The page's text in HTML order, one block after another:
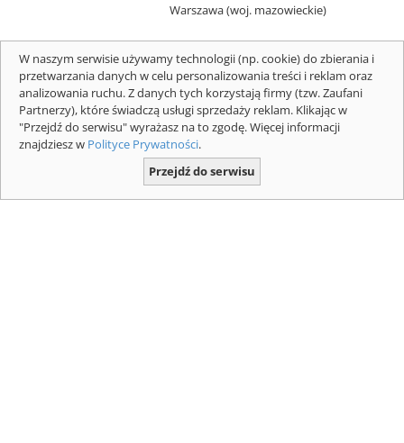
Warszawa (woj. mazowieckie)
Apartament Karkonoska -
Karpacz
Hotele i motele
366
Apartament Karkonoska oferuje
zakwaterowanie bez wyżywienia w Karpaczu. Na miejscu można korzystać
z bezpłatnego WiFi. Obiekt usytuowany jest 500 metrów od parku
W naszym serwisie używamy technologii (np. cookie) do zbierania i
przetwarzania danych w celu personalizowania treści i reklam oraz
analizowania ruchu. Z danych tych korzystają firmy (tzw. Zaufani
Partnerzy), które świadczą usługi sprzedaży reklam. Klikając w
"Przejdź do serwisu" wyrażasz na to zgodę. Więcej informacji
znajdziesz w Polityce Prywatności.
Przejdź do serwisu